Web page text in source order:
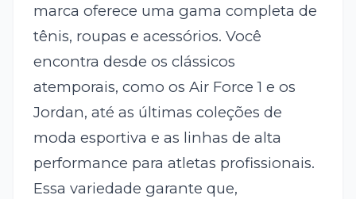
marca oferece uma gama completa de
tênis, roupas e acessórios. Você
encontra desde os clássicos
atemporais, como os Air Force 1 e os
Jordan, até as últimas coleções de
moda esportiva e as linhas de alta
performance para atletas profissionais.
Essa variedade garante que,